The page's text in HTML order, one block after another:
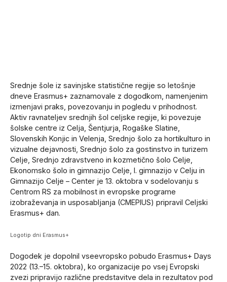
Srednje šole iz savinjske statistične regije so letošnje
dneve Erasmus+ zaznamovale z dogodkom, namenjenim
izmenjavi praks, povezovanju in pogledu v prihodnost.
Aktiv ravnateljev srednjih šol celjske regije, ki povezuje
šolske centre iz Celja, Šentjurja, Rogaške Slatine,
Slovenskih Konjic in Velenja, Srednjo šolo za hortikulturo in
vizualne dejavnosti, Srednjo šolo za gostinstvo in turizem
Celje, Srednjo zdravstveno in kozmetično šolo Celje,
Ekonomsko šolo in gimnazijo Celje, I. gimnazijo v Celju in
Gimnazijo Celje – Center je 13. oktobra v sodelovanju s
Centrom RS za mobilnost in evropske programe
izobraževanja in usposabljanja (CMEPIUS) pripravil Celjski
Erasmus+ dan.
Logotip dni Erasmus+
Dogodek je dopolnil vseevropsko pobudo Erasmus+ Days
2022 (13.–15. oktobra), ko organizacije po vsej Evropski
zvezi pripravijo različne predstavitve dela in rezultatov pod